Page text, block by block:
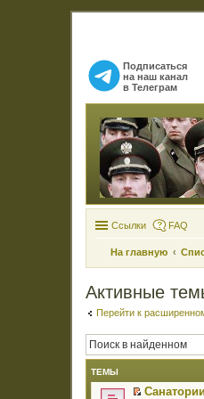
Подписаться
на наш канал
в Телеграм
Ссылки FAQ
На главную
Активные
Перейти к
ТЕМЫ